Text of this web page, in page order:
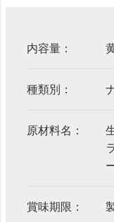
内容量：
種類別：
原材料名：
賞味期限：